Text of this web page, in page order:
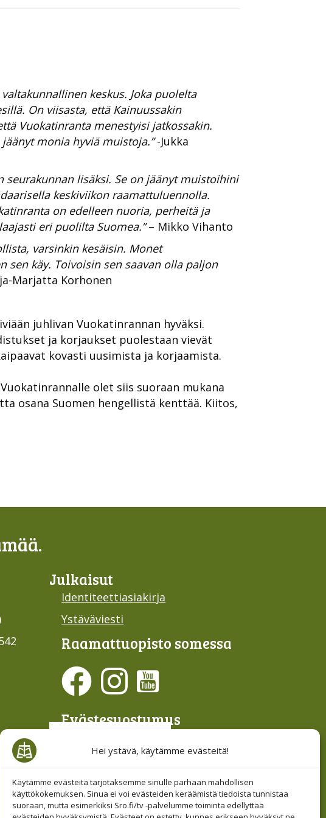
Hei ystävä, käytämme evästeitä!
Käytämme evästeitä tarjotaksemme sinulle parhaan mahdollisen
käyttökokemuksen. Sinua ei voi evästeiden keräämistä tiedoista tunnistaa
suoraan, mutta esimerkiksi Sro.fi/tv -palvelumme toiminta edellyttää
keskus. Joka puolelta
On viisasta, että Kainuussakin
Vuokatinranta menestyisi jatkossakin.
monia hyviä muistoja.”-Jukka
lisäksi. Se on jäänyt muistoihini
keskiviikon raamattuluennolla.
on edelleen nuoria, perheitä ja
eri puolilta Suomea.”– Mikko Vihanto
varsinkin kesäisin. Monet
käy. Toivoisin sen saavan olla paljon
Marjatta Korhonen
juhlivan Vuokatinrannan hyväksi.
ja korjaukset puolestaan vievät
kovasti uusimista ja korjaamista.
olet siis suoraan mukana
osana Suomen hengellistä kenttää. Kiitos,
Julkaisut
Identiteettiasiakirja
Ystäväviesti
Raamattu­opisto somessa
Evästesuostumus
Etsi sivuiltamme